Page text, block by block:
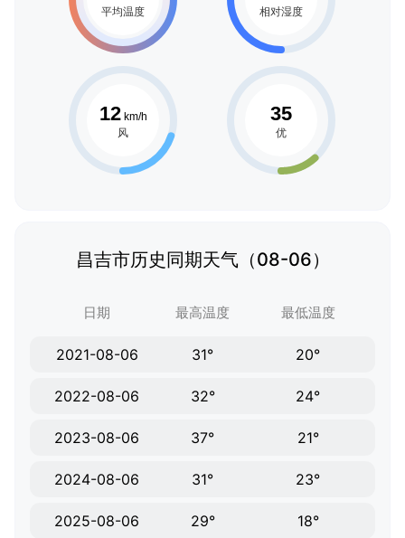
昌吉市历史同期天气（08-06）
日期 最高温度 最低温度
2021-08-06 31° 20°
2022-08-06 32° 24°
2023-08-06 37° 21°
2024-08-06 31° 23°
2025-08-06 29° 18°